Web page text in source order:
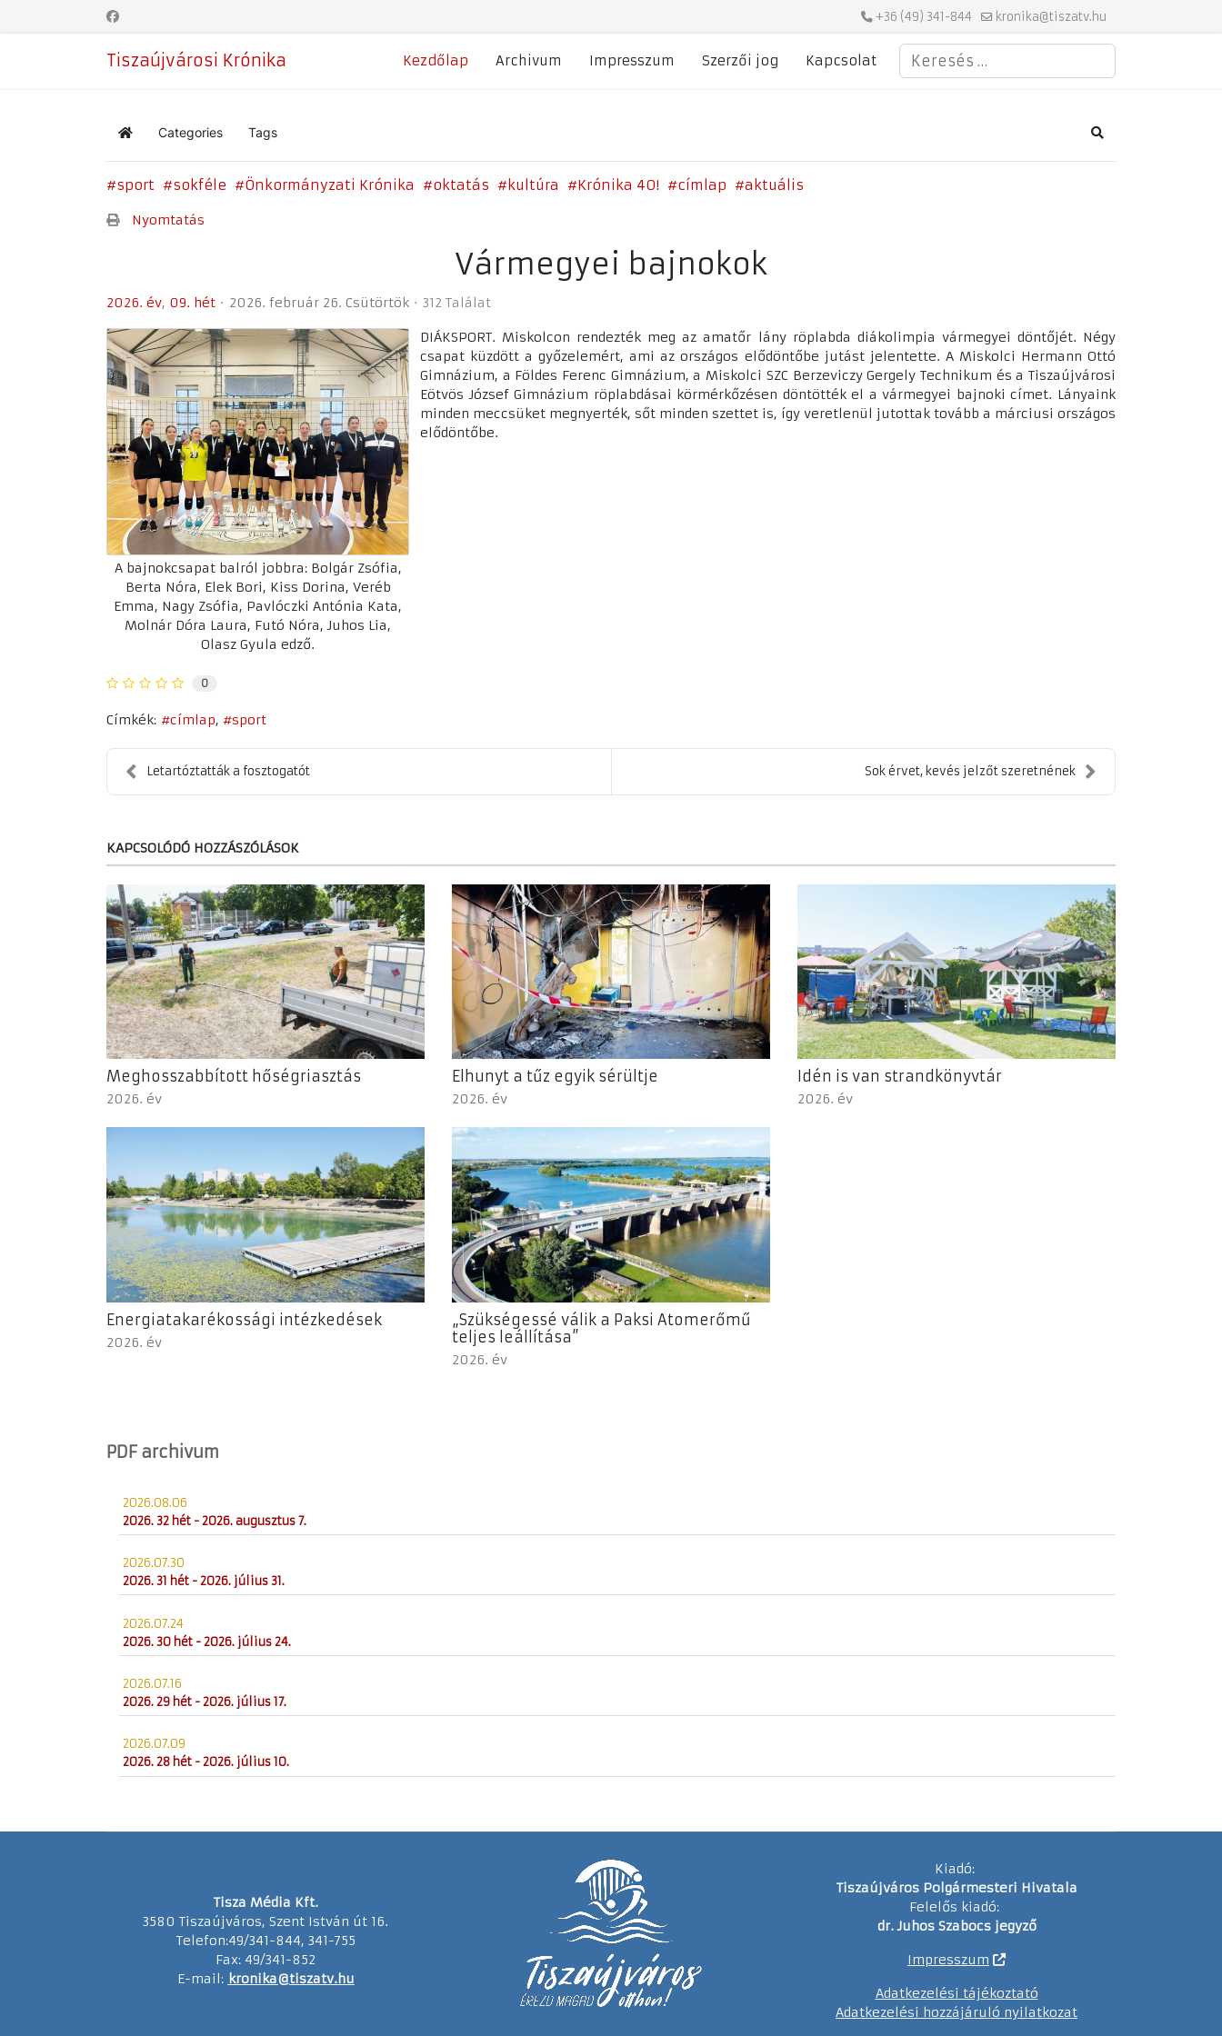
+36 (49) 341-844 kronika@tiszatv.hu
Tiszaújvárosi Krónika Kezdőlap Archivum Impresszum Szerzői jog Kapcsolat
Keresés
Home Categories Tags Search
sport sokféle Önkormányzati Krónika oktatás kultúra Krónika 40! címlap aktuális
Nyomtatás
Vármegyei bajnokok
2026. év 09. hét 2026. február 26. Csütörtök 312 Találat
A bajnokcsapat balról jobbra: Bolgár Zsófia,
Berta Nóra, Elek Bori, Kiss Dorina, Veréb
Emma, Nagy Zsófia, Pavlóczki Antónia Kata,
Molnár Dóra Laura, Futó Nóra, Juhos Lia,
Olasz Gyula edző.
DIÁKSPORT. Miskolcon rendezték meg az amatőr lány röplabda diákolimpia vármegyei döntőjét. Négy
csapat küzdött a győzelemért, ami az országos elődöntőbe jutást jelentette. A Miskolci Hermann Ottó
Gimnázium, a Földes Ferenc Gimnázium, a Miskolci SZC Berzeviczy Gergely Technikum és a Tiszaújvárosi
Eötvös József Gimnázium röplabdásai körmérkőzésen döntötték el a vármegyei bajnoki címet. Lányaink
minden meccsüket megnyerték, sőt minden szettet is, így veretlenül jutottak tovább a márciusi országos
elődöntőbe.
0
Címkék: címlap sport
Letartóztatták a fosztogatót Sok érvet, kevés jelzőt szeretnének
KAPCSOLÓDÓ HOZZÁSZÓLÁSOK
Meghosszabbított hőségriasztás
2026. év
Elhunyt a tűz egyik sérültje
2026. év
Idén is van strandkönyvtár
2026. év
Energiatakarékossági intézkedések
2026. év
„Szükségessé válik a Paksi Atomerőmű
teljes leállítása”
2026. év
PDF archivum
2026.08.06
2026. 32 hét - 2026. augusztus 7.
2026.07.30
2026. 31 hét - 2026. július 31.
2026.07.24
2026. 30 hét - 2026. július 24.
2026.07.16
2026. 29 hét - 2026. július 17.
2026.07.09
2026. 28 hét - 2026. július 10.
Tisza Média Kft.
3580 Tiszaújváros, Szent István út 16.
Telefon:49/341-844, 341-755
Fax: 49/341-852
E-mail: kronika@tiszatv.hu
Kiadó:
Tiszaújváros Polgármesteri Hivatala
Felelős kiadó:
dr. Juhos Szabocs jegyző
Impresszum
Adatkezelési tájékoztató
Adatkezelési hozzájáruló nyilatkozat